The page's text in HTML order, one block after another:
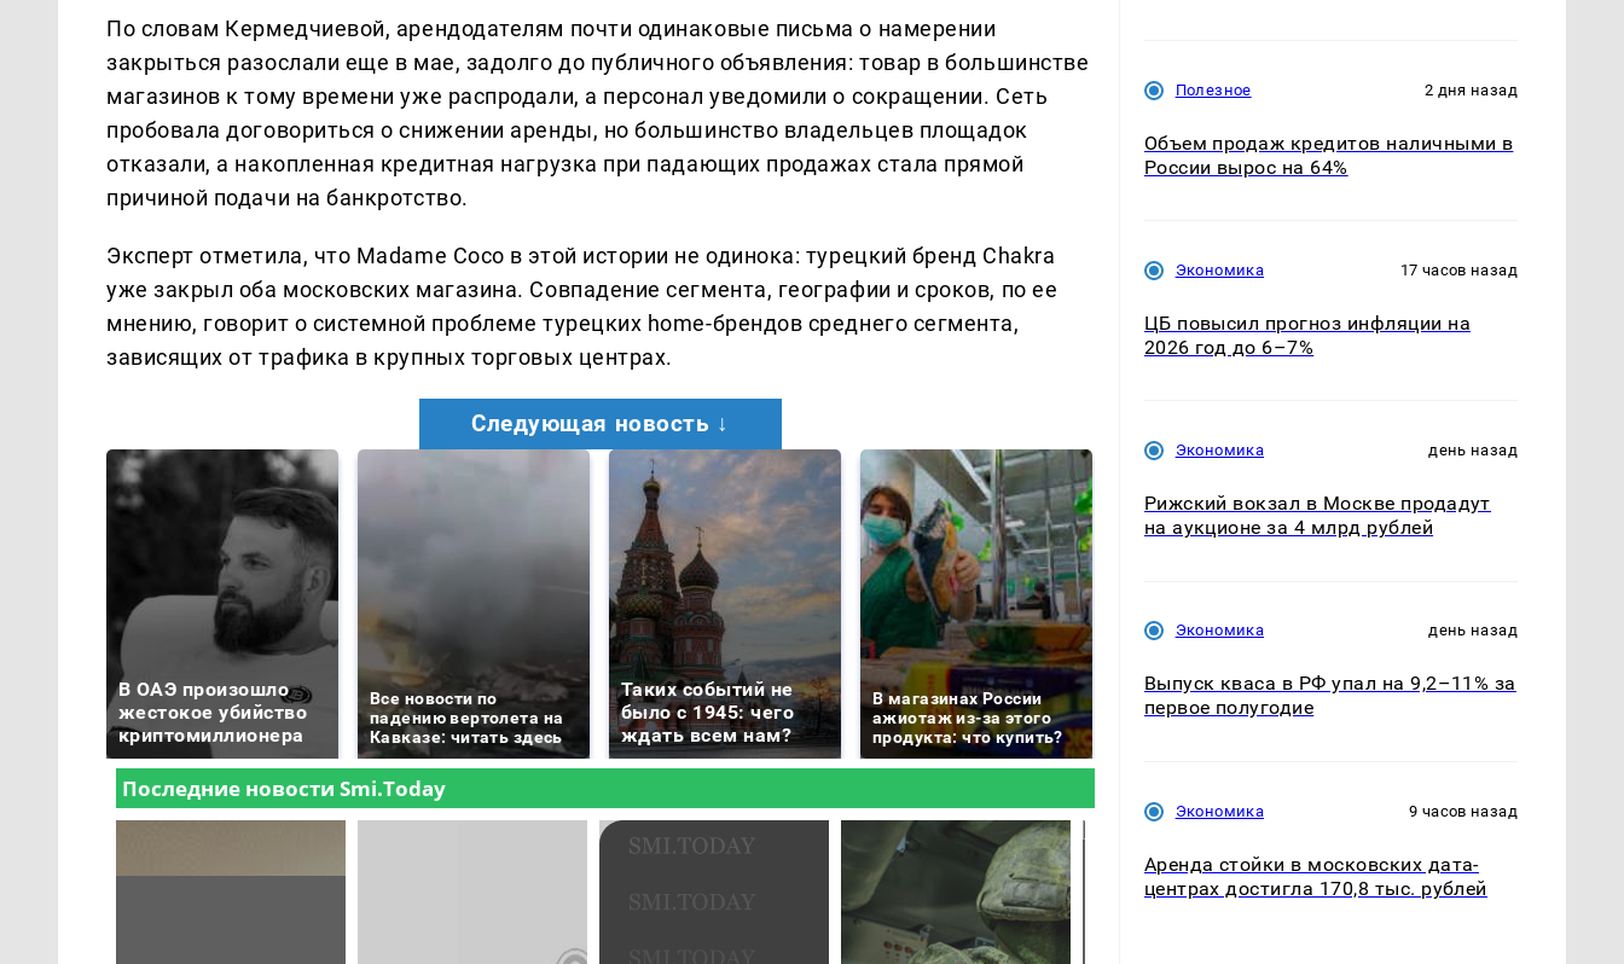
По словам Кермедчиевой, арендодателям почти одинаковые письма о намерении
закрыться разослали еще в мае, задолго до публичного объявления: товар в большинстве
магазинов к тому времени уже распродали, а персонал уведомили о сокращении. Сеть
пробовала договориться о снижении аренды, но большинство владельцев площадок
отказали, а накопленная кредитная нагрузка при падающих продажах стала прямой
причиной подачи на банкротство.
Эксперт отметила, что Madame Coco в этой истории не одинока: турецкий бренд Chakra
уже закрыл оба московских магазина. Совпадение сегмента, географии и сроков, по ее
мнению, говорит о системной проблеме турецких home-брендов среднего сегмента,
зависящих от трафика в крупных торговых центрах.
Следующая новость ↓
В ОАЭ произошло
жестокое убийство
криптомиллионера
Все новости по
падению вертолета на
Кавказе: читать здесь
Таких событий не
было с 1945: чего
ждать всем нам?
В магазинах России
ажиотаж из-за этого
продукта: что купить?
полицейскую
машину напали и
Где будет встреча
Полезное 2 дня назад
Объем продаж кредитов наличными в
России вырос на 64%
Экономика 17 часов назад
ЦБ повысил прогноз инфляции на
2026 год до 6–7%
Экономика день назад
Рижский вокзал в Москве продадут
на аукционе за 4 млрд рублей
Экономика день назад
Выпуск кваса в РФ упал на 9,2–11% за
первое полугодие
Экономика 9 часов назад
Аренда стойки в московских дата-
центрах достигла 170,8 тыс. рублей